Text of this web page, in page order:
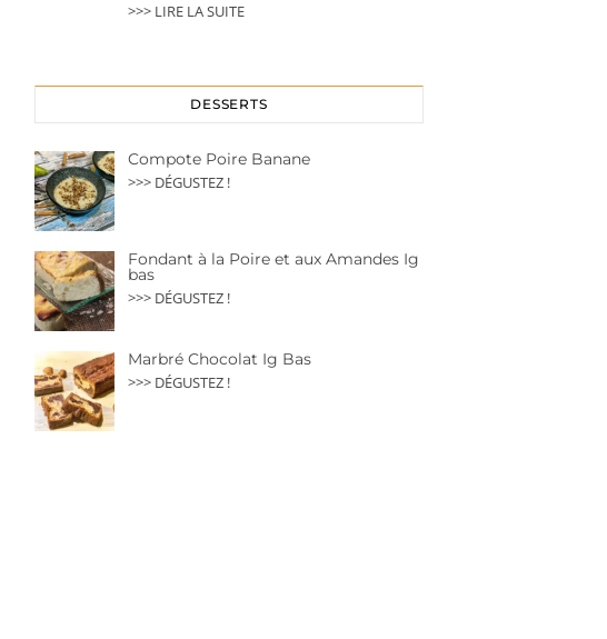
>>> LIRE LA SUITE
DESSERTS
Compote Poire Banane
>>> DÉGUSTEZ !
Fondant à la Poire et aux Amandes Ig
bas
>>> DÉGUSTEZ !
Marbré Chocolat Ig Bas
>>> DÉGUSTEZ !